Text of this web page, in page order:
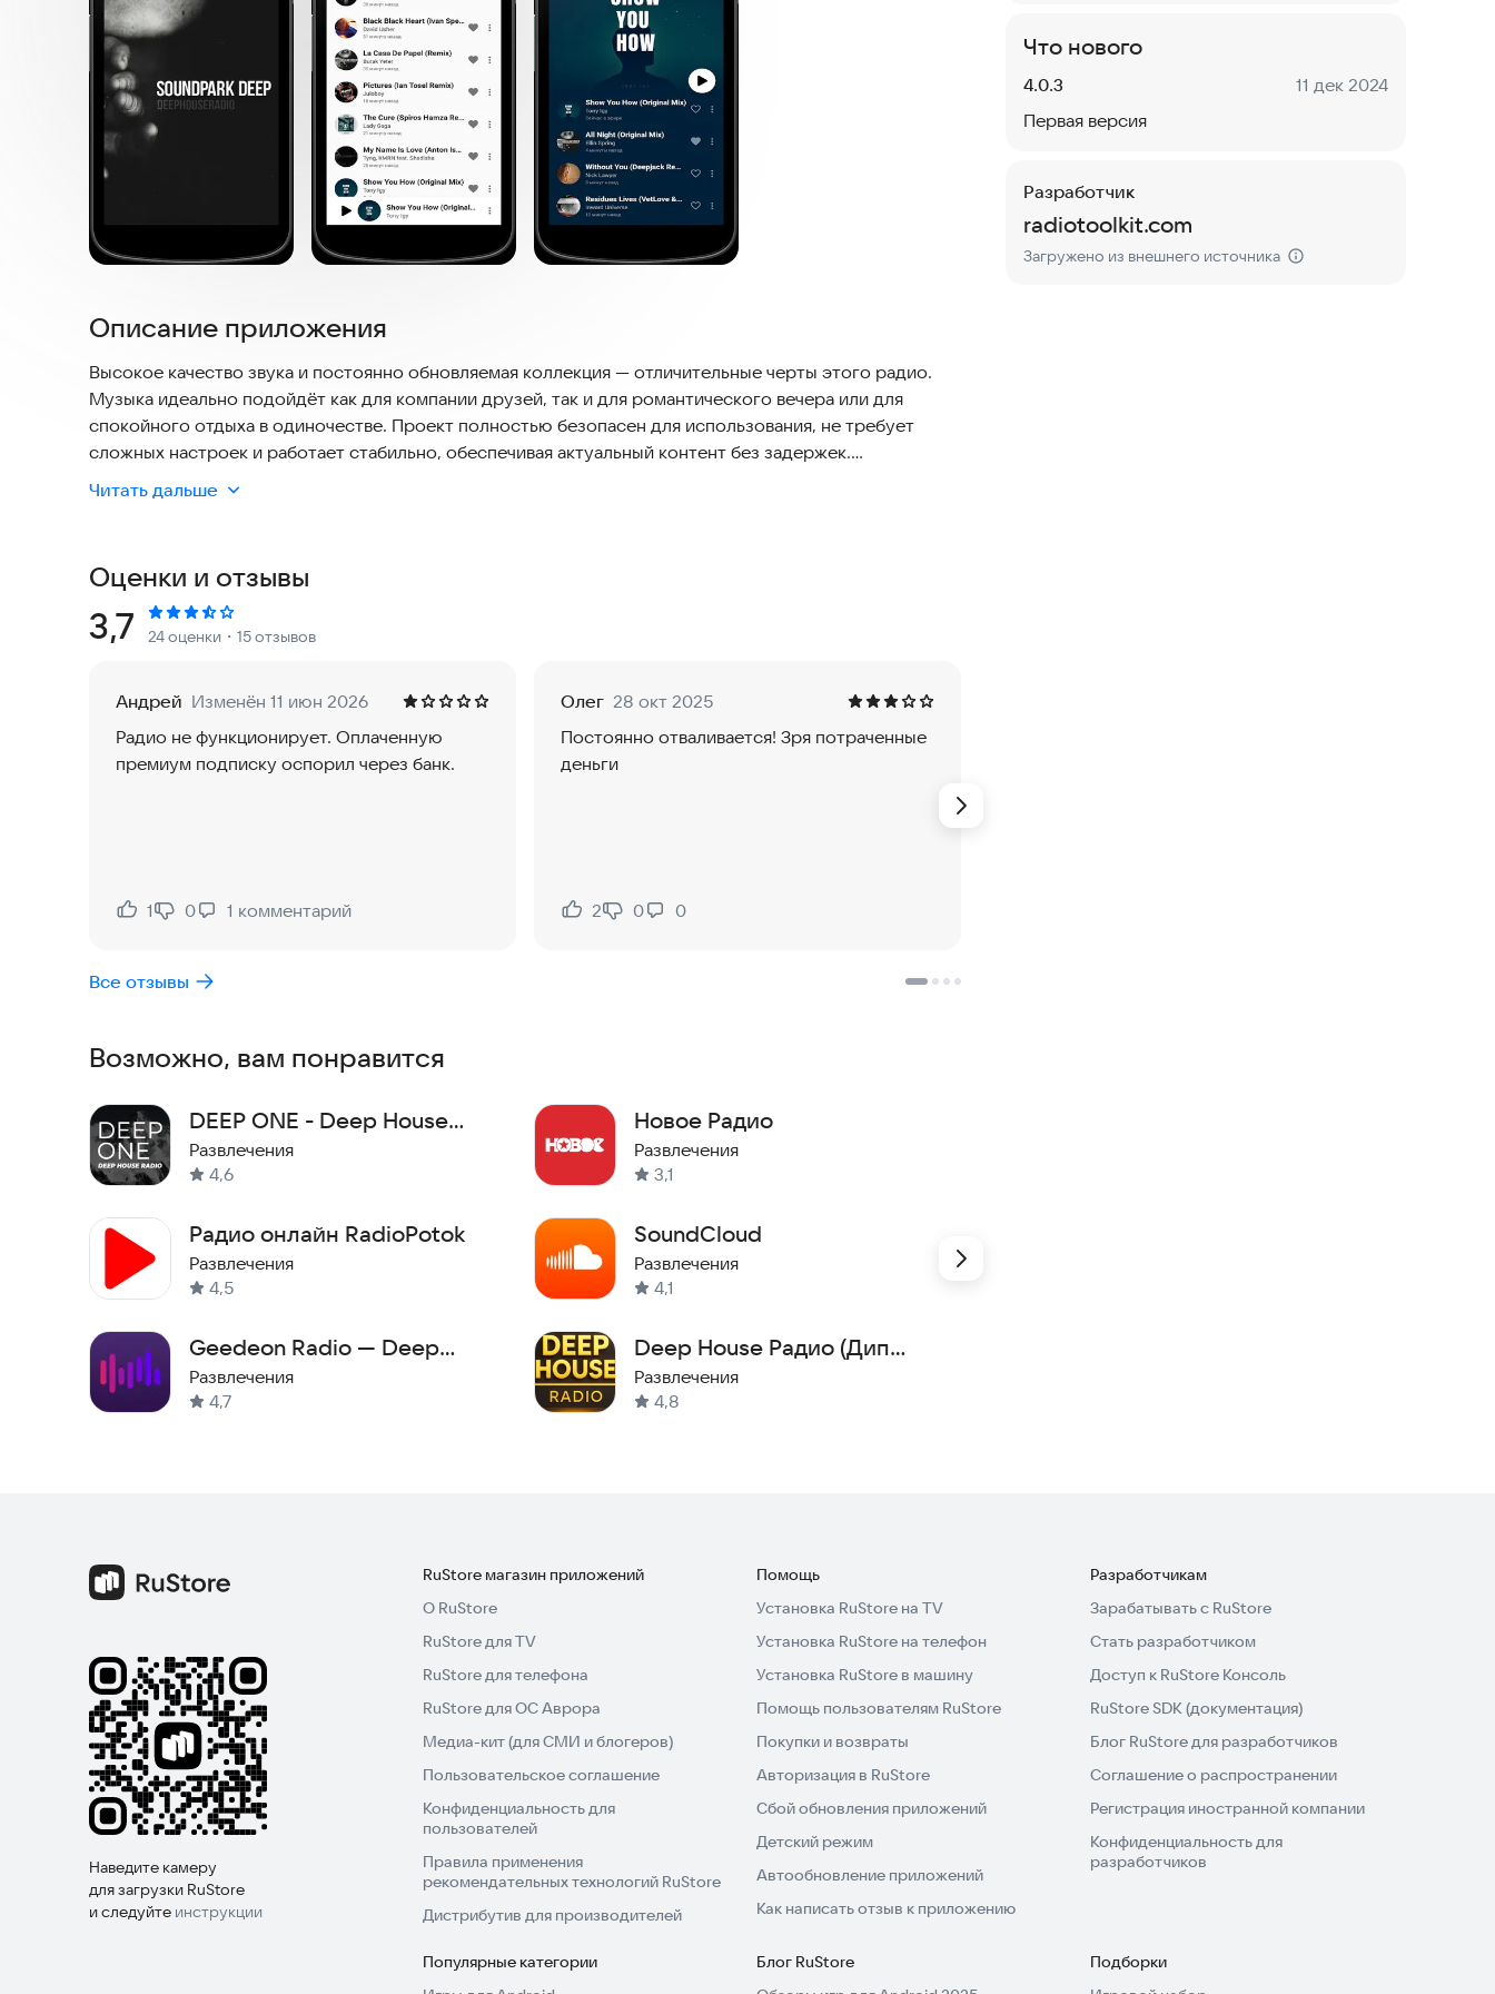
Описание приложения
Высокое качество звука и постоянно обновляемая коллекция — отличительные черты этого радио.
Музыка идеально подойдёт как для компании друзей, так и для романтического вечера или для
спокойного отдыха в одиночестве. Проект полностью безопасен для использования, не требует
сложных настроек и работает стабильно, обеспечивая актуальный контент без задержек.
Проект SOUNDPARK DEEP не ограничивается одним жанром, стремясь предложить каждому
непрерывным.
Попробуйте SOUNDPARK DEEP прямо сейчас и откройте для себя мир чистой музыки.
Читать дальше
Оценки и отзывы
Рейтинг:
3,7 24 оценки ・15 отзывов
Андрей Изменён 11 июн 2026
Радио не функционирует. Оплаченную
премиум подписку оспорил через банк.
Нравится:
1
Не нравится:
0 1 комментарий
Олег 28 окт 2025
Постоянно отваливается! Зря потраченные
деньги
Нравится:
2
Не нравится:
0 0
Все отзывы
Возможно, вам понравится
DEEP ONE - Deep House
radio
Развлечения
4,6
Радио онлайн RadioPotok
Развлечения
4,5
Geedeon Radio — Deep
House
Развлечения
4,7
Новое Радио
Развлечения
3,1
SoundCloud
Развлечения
4,1
Deep House Радио (Дип
Хаус) — EDM Музыка
Развлечения
4,8
Что нового
Версия:
4.0.3 Дата:
11 дек 2024
Первая версия
Разработчик
radiotoolkit.com
Загружено из внешнего источника
Наведите камеру
для загрузки RuStore
и следуйте инструкции
RuStore магазин приложений
О RuStore
RuStore для TV
RuStore для телефона
RuStore для ОС Аврора
Медиа-кит (для СМИ и блогеров)
Пользовательское соглашение
Конфиденциальность для
пользователей
Правила применения
рекомендательных технологий RuStore
Дистрибутив для производителей
Помощь
Установка RuStore на TV
Установка RuStore на телефон
Установка RuStore в машину
Помощь пользователям RuStore
Покупки и возвраты
Авторизация в RuStore
Сбой обновления приложений
Детский режим
Автообновление приложений
Как написать отзыв к приложению
Разработчикам
Зарабатывать с RuStore
Стать разработчиком
Доступ к RuStore Консоль
RuStore SDK (документация)
Блог RuStore для разработчиков
Соглашение о распространении
Регистрация иностранной компании
Конфиденциальность для
разработчиков
Популярные категории
Блог RuStore
Подборки